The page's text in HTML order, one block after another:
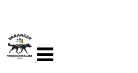
navigasjon